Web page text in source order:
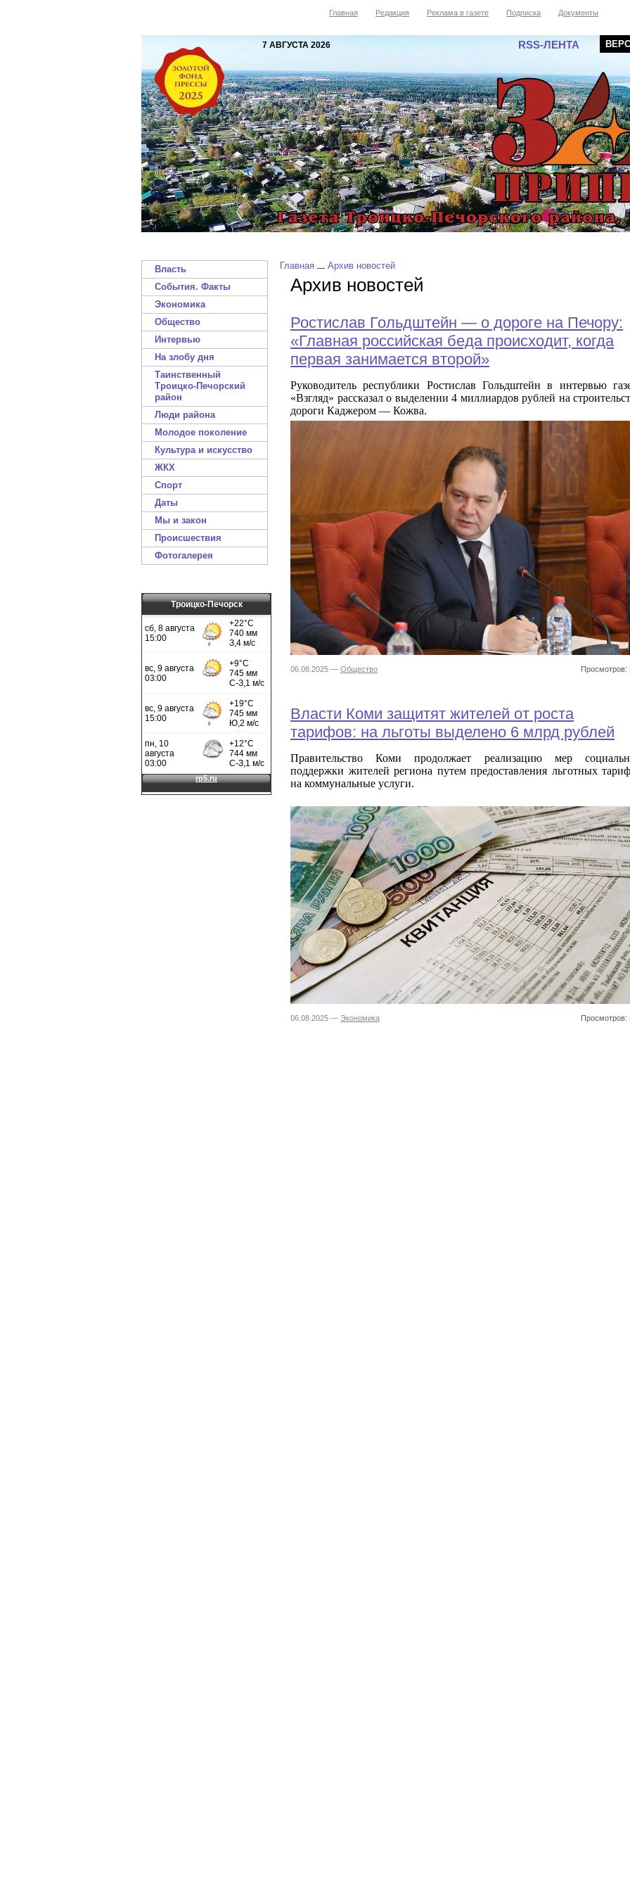
Главная Редакция Реклама в газете Подписка Документы
7 АВГУСТА 2026 RSS-ЛЕНТА
Власть
События. Факты
Экономика
Общество
Интервью
На злобу дня
Таинственный
Троицко-Печорский
район
Люди района
Молодое поколение
Культура и искусство
ЖКХ
Спорт
Даты
Мы и закон
Происшествия
Фотогалерея
Троицко-Печорск
Главная Архив новостей
Архив новостей
Ростислав Гольдштейн — о дороге на Печору:
«Главная российская беда происходит, когда
первая занимается второй»
Руководитель республики Ростислав Гольдштейн в интервью
«Взгляд» рассказал о выделении 4 миллиардов рублей на
дороги Каджером — Кожва.
06.08.2025 — Общество Просмотров:
Власти Коми защитят жителей от роста
тарифов: на льготы выделено 6 млрд рублей
Правительство Коми продолжает реализацию мер
поддержки жителей региона путем предоставления льготных
на коммунальные услуги.
06.08.2025 — Экономика Просмотров: